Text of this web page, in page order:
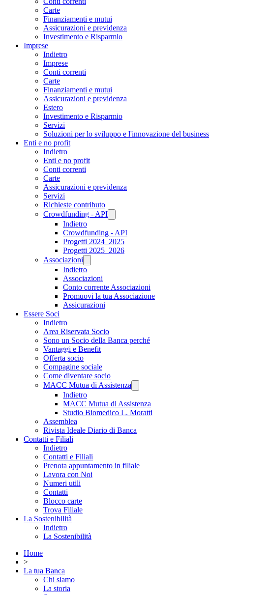
Carte
Finanziamenti e mutui
Assicurazioni e previdenza
Investimento e Risparmio
Imprese
Indietro
Imprese
Conti correnti
Carte
Finanziamenti e mutui
Assicurazioni e previdenza
Estero
Investimento e Risparmio
Servizi
Soluzioni per lo sviluppo e l'innovazione del business
Enti e no profit
Indietro
Enti e no profit
Conti correnti
Carte
Assicurazioni e previdenza
Servizi
Richieste contributo
Crowdfunding - API
Indietro
Crowdfunding - API
Progetti 2024_2025
Progetti 2025_2026
Associazioni
Indietro
Associazioni
Conto corrente Associazioni
Promuovi la tua Associazione
Assicurazioni
Essere Soci
Indietro
Area Riservata Socio
Sono un Socio della Banca perché
Vantaggi e Benefit
Offerta socio
Compagine sociale
Come diventare socio
MACC Mutua di Assistenza
Indietro
MACC Mutua di Assistenza
Studio Biomedico L. Moratti
Assemblea
Rivista Ideale Diario di Banca
Contatti e Filiali
Indietro
Contatti e Filiali
Prenota appuntamento in filiale
Lavora con Noi
Numeri utili
Contatti
Blocco carte
Trova Filiale
La Sostenibilità
Indietro
La Sostenibilità
Home
>
La tua Banca
Chi siamo
La storia